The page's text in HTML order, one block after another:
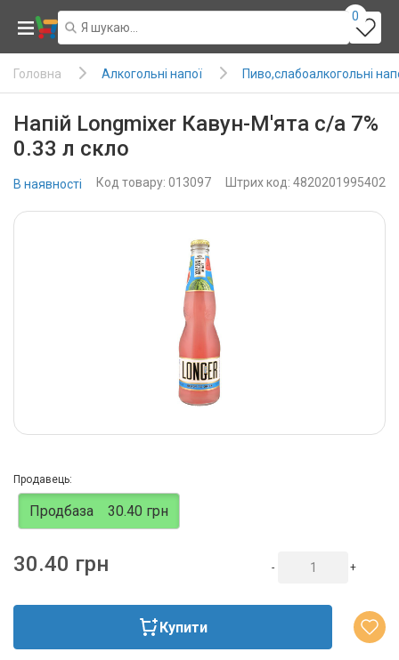
0
Головна Алкогольні напої Пиво,слабоалкогольні
Напій Longmixer Кавун-М'ята с/а 7%
0.33 л скло
В наявності Код товару: 013097 Штрих код: 4820201995402
Продавець:
Продбаза 30.40 грн
30.40 грн - +
Купити